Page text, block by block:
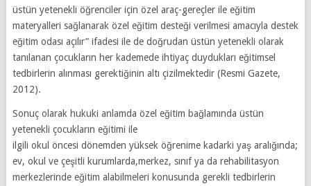
üstün yetenekli öğrenciler için özel araç-gereçler ile eğitim
materyalleri sağlanarak özel eğitim desteği verilmesi amacıyla destek
eğitim odası açılır” ifadesi ile de doğrudan üstün yetenekli olarak
tanılanan çocukların her kademede ihtiyaç duydukları eğitimsel
tedbirlerin alınması gerektiğinin altı çizilmektedir (Resmi Gazete,
2012).
Sonuç olarak hukuki anlamda özel eğitim bağlamında üstün
yetenekli çocukların eğitimi ile
ilgili okul öncesi dönemden yüksek öğrenime kadarki yaş aralığında;
ev, okul ve çeşitli kurumlarda,merkez, sınıf ya da rehabilitasyon
merkezlerinde eğitim alabilmeleri konusunda gerekli tedbirlerin